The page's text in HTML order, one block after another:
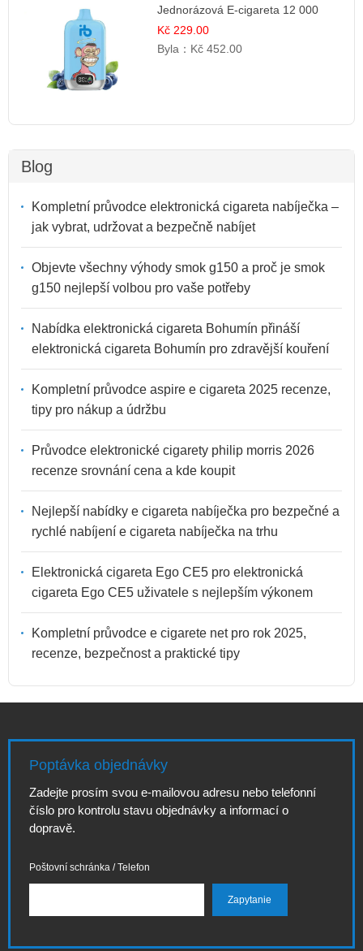
Jednorázová E-cigareta 12 000
šluků | Osvěžující Bobulová Příchuť
Kč 229.00
Byla： Kč 452.00
Blog
Kompletní průvodce elektronická cigareta nabíječka –
jak vybrat, udržovat a bezpečně nabíjet
Objevte všechny výhody smok g150 a proč je smok
g150 nejlepší volbou pro vaše potřeby
Nabídka elektronická cigareta Bohumín přináší
elektronická cigareta Bohumín pro zdravější kouření
Kompletní průvodce aspire e cigareta 2025 recenze,
tipy pro nákup a údržbu
Průvodce elektronické cigarety philip morris 2026
recenze srovnání cena a kde koupit
Nejlepší nabídky e cigareta nabíječka pro bezpečné a
rychlé nabíjení e cigareta nabíječka na trhu
Elektronická cigareta Ego CE5 pro elektronická
cigareta Ego CE5 uživatele s nejlepším výkonem
Kompletní průvodce e cigarete net pro rok 2025,
recenze, bezpečnost a praktické tipy
Poptávka objednávky
Zadejte prosím svou e-mailovou adresu nebo telefonní
číslo pro kontrolu stavu objednávky a informací o
dopravě.
Poštovní schránka / Telefon